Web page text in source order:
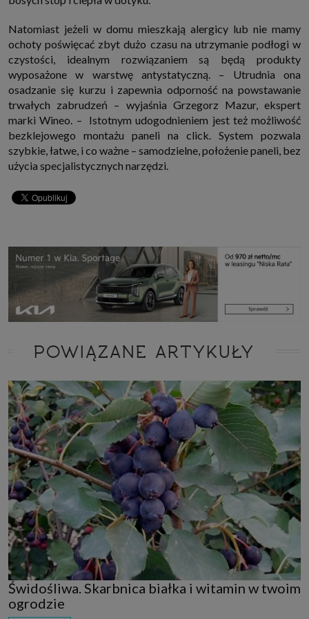
Natomiast jeżeli w domu mieszkają alergicy lub nie mamy
ochoty poświęcać zbyt dużo czasu na utrzymanie podłogi w
czystości, idealnym rozwiązaniem są będą produkty
wyposażone w warstwę antystatyczną. – Utrudnia ona
osadzanie się kurzu i zapewnia odporność na powstawanie
trwałych zabrudzeń – wyjaśnia Grzegorz Mazur, ekspert
marki Wineo. – Istotnym udogodnieniem jest też możliwość
bezklejowego montażu paneli na click. System pozwala
szybkie, łatwe, i co ważne – samodzielne, położenie paneli, bez
użycia specjalistycznych narzędzi.
POWIĄZANE ARTYKUŁY
Świdośliwa. Skarbnica białka i witamin w twoim
ogrodzie